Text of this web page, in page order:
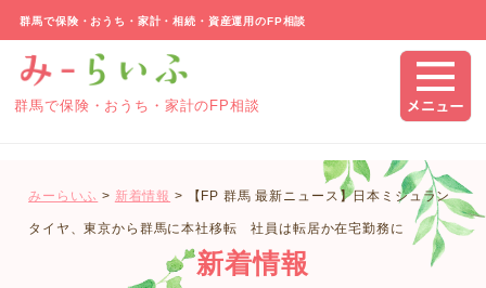
群馬で保険・おうち・家計・相続・資産運用のFP相談
群馬で保険・おうち・家計のFP相談
みーらいふ > 新着情報 > 【FP 群馬 最新ニュース】日本ミシュラン
タイヤ、東京から群馬に本社移転 社員は転居か在宅勤務に
新着情報